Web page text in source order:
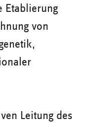
Etablierung
von
Leitung des